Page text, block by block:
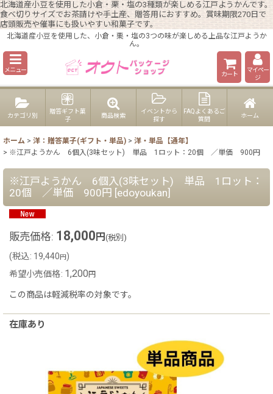
北海道産小豆を使用した小倉・栗・塩の3種類が楽しめる江戸ようかんです。
食べ切りサイズでお茶請けや手土産、贈答用におすすめ。賞味期限270日で
店頭販売や催事にも扱いやすい和菓子です。
北海道産小豆を使用した、小倉・栗・塩の3つの味が楽しめる上品な江戸ようか
ん。
メニュー
カート
マイペー
ジ
カテゴリ別
贈答ギフト菓
子
商品検索
イベントから
探す
FAQよくあるご
質問
ホーム
ホーム > 洋：贈答菓子(ギフト・単品) > 洋・単品【通年】
> ※江戸ようかん 6個入(3味セット) 単品 1ロット：20個 ／単価 900円
※江戸ようかん 6個入(3味セット) 単品 1ロット：
20個 ／単価 900円 [edoyoukan]
販売価格: 18,000 円 (税別)
(税込: 19,440円)
希望小売価格: 1,200 円
この商品は軽減税率の対象です。
在庫あり